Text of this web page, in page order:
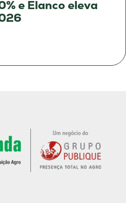
e Elanco eleva